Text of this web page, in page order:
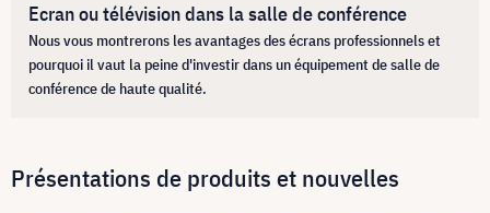
Ecran ou télévision dans la salle de conférence
Nous vous montrerons les avantages des écrans professionnels et
pourquoi il vaut la peine d'investir dans un équipement de salle de
conférence de haute qualité.
Présentations de produits et nouvelles